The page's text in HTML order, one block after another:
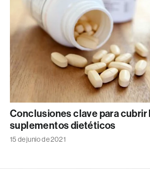
Conclusiones clave para cubrir
suplementos dietéticos
15 de junio de 2021